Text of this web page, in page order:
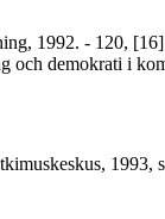
1992. - 120,
och demokrati i
1993,